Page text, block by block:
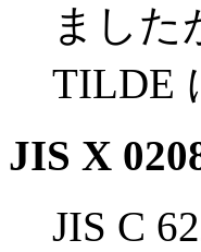
ました
TILDE
JIS X
JIS C